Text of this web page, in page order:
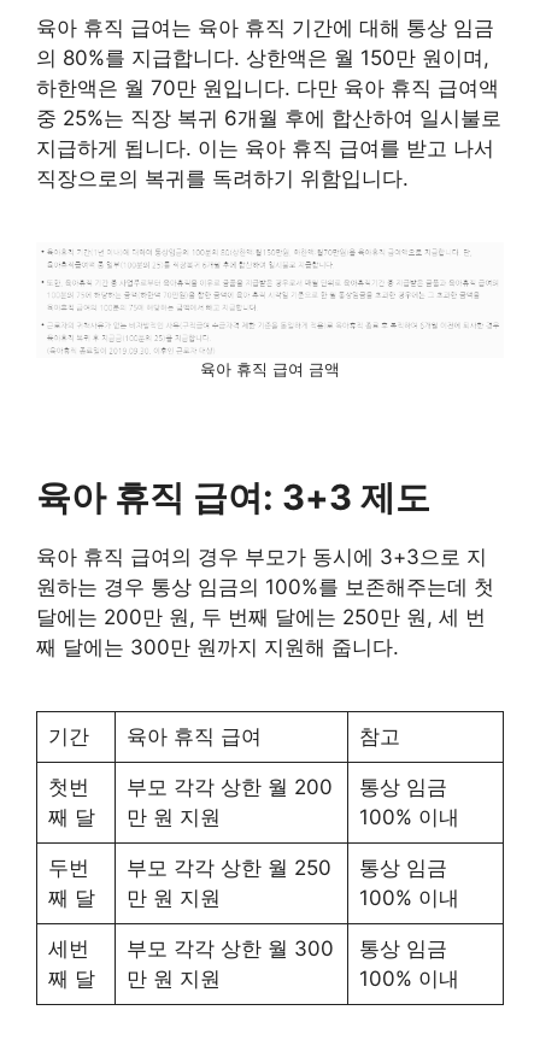
육아 휴직 급여는 육아 휴직 기간에 대해 통상 임금
의 80%를 지급합니다. 상한액은 월 150만 원이며,
하한액은 월 70만 원입니다. 다만 육아 휴직 급여액
중 25%는 직장 복귀 6개월 후에 합산하여 일시불로
지급하게 됩니다. 이는 육아 휴직 급여를 받고 나서
직장으로의 복귀를 독려하기 위함입니다.
육아 휴직 급여 금액
육아 휴직 급여: 3+3 제도
육아 휴직 급여의 경우 부모가 동시에 3+3으로 지
원하는 경우 통상 임금의 100%를 보존해주는데 첫
달에는 200만 원, 두 번째 달에는 250만 원, 세 번
째 달에는 300만 원까지 지원해 줍니다.
기간 육아 휴직 급여 참고
첫번
째 달
부모 각각 상한 월 200
만 원 지원
통상 임금
100% 이내
두번
째 달
부모 각각 상한 월 250
만 원 지원
통상 임금
100% 이내
세번
째 달
부모 각각 상한 월 300
만 원 지원
통상 임금
100% 이내